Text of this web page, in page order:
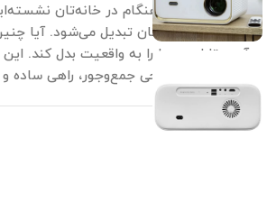
تصور کنید شب‌هنگام در خانه‌تان
فیلم مورد علاقه‌تان تبدیل می‌شود. آیا
آمده تا این رویا را به واقعیت بدل کند.
خیره‌کننده و طراحی جمع‌وجور، راهی